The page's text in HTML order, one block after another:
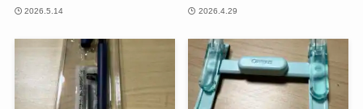
2026.5.14 2026.4.29